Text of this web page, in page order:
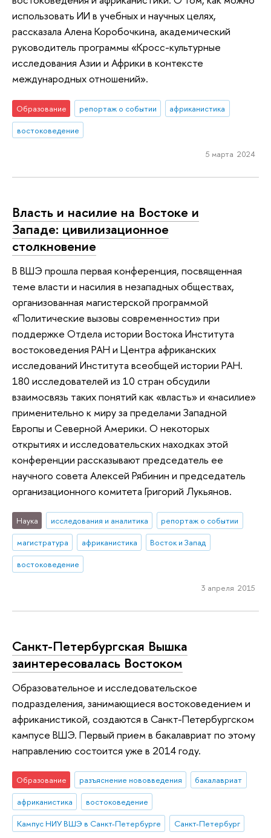
использовать ИИ в учебных и научных целях,
рассказала Алена Коробочкина, академический
руководитель программы «Кросс-культурные
исследования Азии и Африки в контексте
международных отношений».
Образование репортаж о событии
африканистика
востоковедение
5 марта 2024
Власть и насилие на Востоке и
Западе: цивилизационное
столкновение
В ВШЭ прошла первая конференция, посвященная
теме власти и насилия в незападных обществах,
организованная магистерской программой
«Политические вызовы современности» при
поддержке Отдела истории Востока Института
востоковедения РАН и Центра африканских
исследований Института всеобщей истории РАН.
180 исследователей из 10 стран обсудили
взаимосвязь таких понятий как «власть» и «насилие»
применительно к миру за пределами Западной
Европы и Северной Америки. О некоторых
открытиях и исследовательских находках этой
конференции рассказывают председатель ее
научного совета Алексей Рябинин и председатель
организационного комитета Григорий Лукьянов.
Наука исследования и аналитика
репортаж о событии
магистратура
африканистика
Восток и Запад
востоковедение
3 апреля 2015
Санкт-Петербургская Вышка
заинтересовалась Востоком
Образовательное и исследовательское
подразделения, занимающиеся востоковедением и
африканистикой, создаются в Санкт-Петербургском
кампусе ВШЭ. Первый прием в бакалавриат по этому
направлению состоится уже в 2014 году.
Образование разъяснение нововведения
бакалавриат
африканистика
востоковедение
Кампус НИУ ВШЭ в Санкт-Петербурге
Санкт-Петербург